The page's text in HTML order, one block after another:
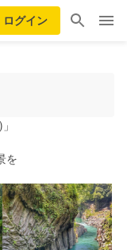
ログイン
を